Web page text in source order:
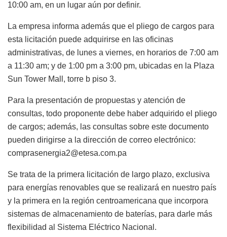
10:00 am, en un lugar aún por definir.
La empresa informa además que el pliego de cargos para
esta licitación puede adquirirse en las oficinas
administrativas, de lunes a viernes, en horarios de 7:00 am
a 11:30 am; y de 1:00 pm a 3:00 pm, ubicadas en la Plaza
Sun Tower Mall, torre b piso 3.
Para la presentación de propuestas y atención de
consultas, todo proponente debe haber adquirido el pliego
de cargos; además, las consultas sobre este documento
pueden dirigirse a la dirección de correo electrónico:
comprasenergia2@etesa.com.pa
Se trata de la primera licitación de largo plazo, exclusiva
para energías renovables que se realizará en nuestro país
y la primera en la región centroamericana que incorpora
sistemas de almacenamiento de baterías, para darle más
flexibilidad al Sistema Eléctrico Nacional.